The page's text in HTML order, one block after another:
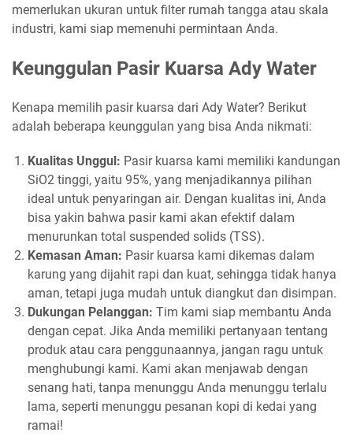
memerlukan ukuran untuk filter rumah tangga atau skala
industri, kami siap memenuhi permintaan Anda.
Keunggulan Pasir Kuarsa Ady Water
Kenapa memilih pasir kuarsa dari Ady Water? Berikut
adalah beberapa keunggulan yang bisa Anda nikmati:
Kualitas Unggul: Pasir kuarsa kami memiliki kandungan
SiO2 tinggi, yaitu 95%, yang menjadikannya pilihan
ideal untuk penyaringan air. Dengan kualitas ini, Anda
bisa yakin bahwa pasir kami akan efektif dalam
menurunkan total suspended solids (TSS).
Kemasan Aman: Pasir kuarsa kami dikemas dalam
karung yang dijahit rapi dan kuat, sehingga tidak hanya
aman, tetapi juga mudah untuk diangkut dan disimpan.
Dukungan Pelanggan: Tim kami siap membantu Anda
dengan cepat. Jika Anda memiliki pertanyaan tentang
produk atau cara penggunaannya, jangan ragu untuk
menghubungi kami. Kami akan menjawab dengan
senang hati, tanpa menunggu Anda menunggu terlalu
lama, seperti menunggu pesanan kopi di kedai yang
ramai!